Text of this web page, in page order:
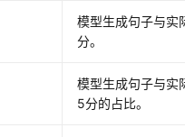
模型生成句子与实
分。
模型生成句子与实
5分的占比。